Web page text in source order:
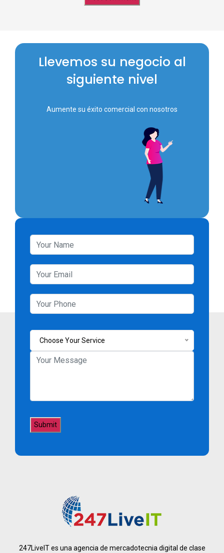
Llevemos su negocio al
siguiente nivel
Aumente su éxito comercial con nosotros
Choose Your Service
247LiveIT es una agencia de mercadotecnia digital de clase